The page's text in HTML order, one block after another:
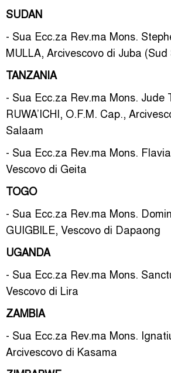
SUDAN
- Sua Ecc.za Rev.ma Mons.
MULLA, Arcivescovo di Juba
TANZANIA
- Sua Ecc.za Rev.ma Mons. Jude
RUWA’ICHI, O.F.M. Cap.,
Salaam
- Sua Ecc.za Rev.ma Mons.
Vescovo di Geita
TOGO
- Sua Ecc.za Rev.ma Mons.
GUIGBILE, Vescovo di Dapaong
UGANDA
- Sua Ecc.za Rev.ma Mons.
Vescovo di Lira
ZAMBIA
- Sua Ecc.za Rev.ma Mons.
Arcivescovo di Kasama